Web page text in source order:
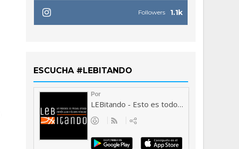
1.1k
Followers
ESCUCHA #LEBITANDO